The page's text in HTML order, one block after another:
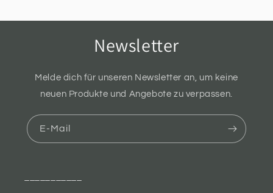
Newsletter
Melde dich für unseren Newsletter an, um keine
neuen Produkte und Angebote zu verpassen.
E-Mail